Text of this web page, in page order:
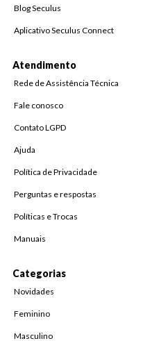
Blog Seculus
Aplicativo Seculus Connect
Atendimento
Rede de Assistência Técnica
Fale conosco
Contato LGPD
Ajuda
Política de Privacidade
Perguntas e respostas
Políticas e Trocas
Manuais
Categorias
Novidades
Feminino
Masculino